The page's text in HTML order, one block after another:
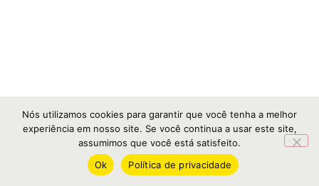
Nós utilizamos cookies para garantir que você tenha a melhor
experiência em nosso site. Se você continua a usar este site,
assumimos que você está satisfeito.
Ok
Política de privacidade